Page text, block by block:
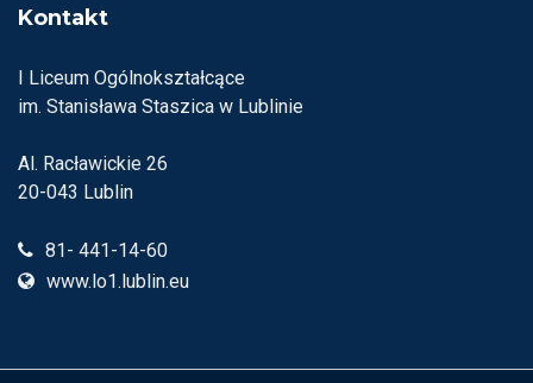
Kontakt
I Liceum Ogólnokształcące
im. Stanisława Staszica w Lublinie
Al. Racławickie 26
20-043 Lublin
81- 441-14-60
www.lo1.lublin.eu